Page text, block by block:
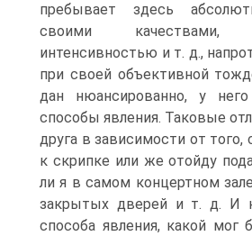
пребывает здесь
своими
интенсивностью и т. д.,
при своей объективной
дан нюансированно, у
способы явления. Таковые
друга в зависимости от того,
к скрипке или же отойду
ли я в самом концертном
закрытых дверей и т. д. И
способа явления, какой мог